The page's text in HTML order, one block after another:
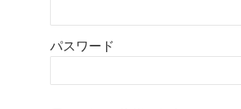
パスワード